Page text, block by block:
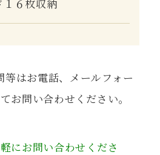
１６枚収納
はお電話、メールフォー
お問い合わせください。
にお問い合わせくださ